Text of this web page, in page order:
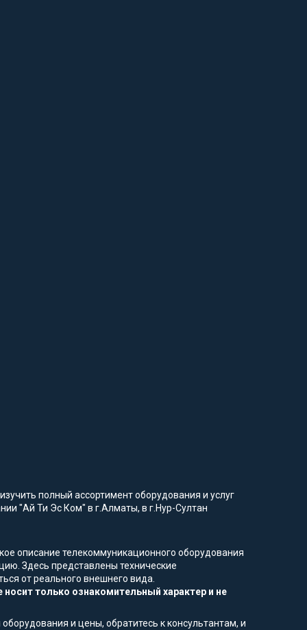
полный ассортимент оборудования и услуг
"Ай Ти Эс Ком" в г.Алматы, в г.Нур-Султан
описание телекоммуникационного оборудования
Здесь представлены технические
от реального внешнего вида.
носит только ознакомительный характер и не
и цены, обратитесь к консультантам, и